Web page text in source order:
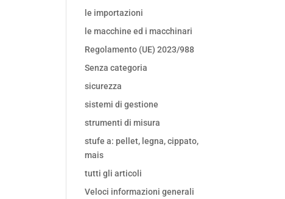
le importazioni
le macchine ed i macchinari
Regolamento (UE) 2023/988
Senza categoria
sicurezza
sistemi di gestione
strumenti di misura
stufe a: pellet, legna, cippato,
mais
tutti gli articoli
Veloci informazioni generali